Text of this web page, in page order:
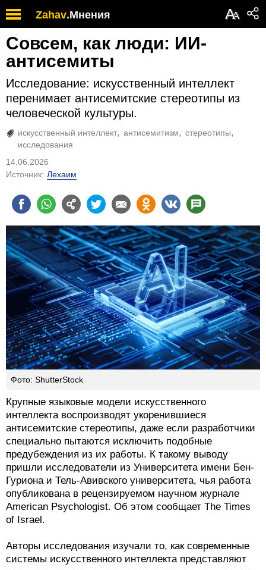
Zahav.Мнения АА
Совсем, как люди: ИИ-
антисемиты
Исследование: искусственный интеллект
перенимает антисемитские стереотипы из
человеческой культуры.
искусственный интеллект антисемитизм
стереотипы
исследования
14.06.2026
Источник: Лехаим
Фото: ShutterStock
Крупные языковые модели искусственного
интеллекта воспроизводят укоренившиеся
антисемитские стереотипы, даже если разработчики
специально пытаются исключить подобные
предубеждения из их работы. К такому выводу
пришли исследователи из Университета имени Бен-
Гуриона и Тель-Авивского университета, чья работа
опубликована в рецензируемом научном журнале
American Psychologist. Об этом сообщает The Times
of Israel.
Авторы исследования изучали то, как современные
системы искусственного интеллекта представляют